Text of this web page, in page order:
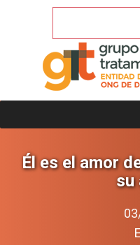
Él es el amor
su